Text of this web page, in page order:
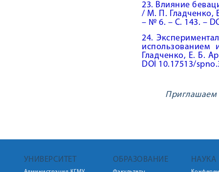
23. Влияние
/ М. П. Гладченко,
– № 6. – С. 143. –
24.
Гладченко, Е. Б.
DOI 10.17513/
Приглашаем
УНИВЕРСИТЕТ ОБРАЗОВАНИЕ НАУКА